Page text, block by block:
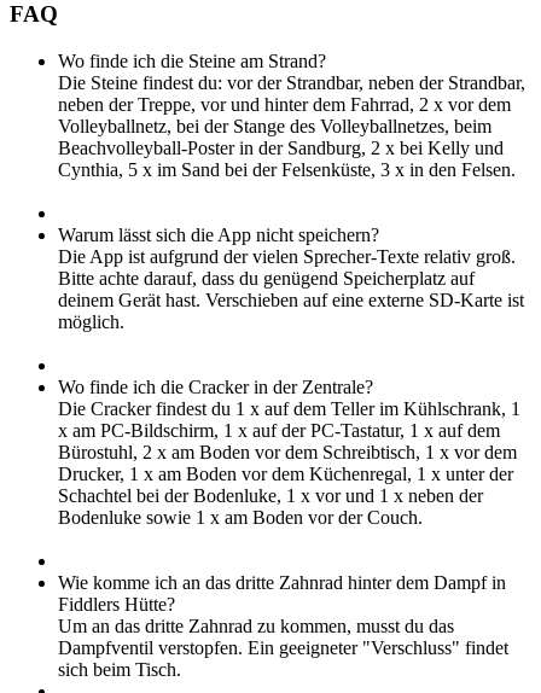
FAQ
Wo finde ich die Steine am Strand?
Die Steine findest du: vor der Strandbar, neben der Strandbar,
neben der Treppe, vor und hinter dem Fahrrad, 2 x vor dem
Volleyballnetz, bei der Stange des Volleyballnetzes, beim
Beachvolleyball-Poster in der Sandburg, 2 x bei Kelly und
Cynthia, 5 x im Sand bei der Felsenküste, 3 x in den Felsen.
Warum lässt sich die App nicht speichern?
Die App ist aufgrund der vielen Sprecher-Texte relativ groß.
Bitte achte darauf, dass du genügend Speicherplatz auf
deinem Gerät hast. Verschieben auf eine externe SD-Karte ist
möglich.
Wo finde ich die Cracker in der Zentrale?
Die Cracker findest du 1 x auf dem Teller im Kühlschrank, 1
x am PC-Bildschirm, 1 x auf der PC-Tastatur, 1 x auf dem
Bürostuhl, 2 x am Boden vor dem Schreibtisch, 1 x vor dem
Drucker, 1 x am Boden vor dem Küchenregal, 1 x unter der
Schachtel bei der Bodenluke, 1 x vor und 1 x neben der
Bodenluke sowie 1 x am Boden vor der Couch.
Wie komme ich an das dritte Zahnrad hinter dem Dampf in
Fiddlers Hütte?
Um an das dritte Zahnrad zu kommen, musst du das
Dampfventil verstopfen. Ein geeigneter "Verschluss" findet
sich beim Tisch.